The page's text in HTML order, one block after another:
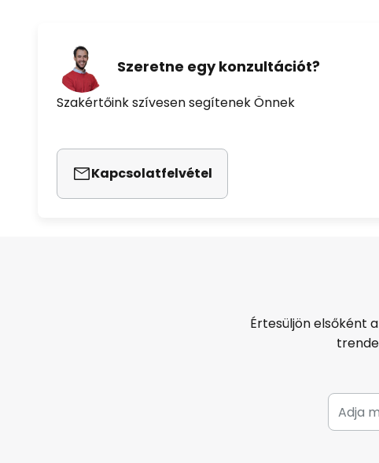
Szeretne egy konzultációt?
Szakértőink szívesen segítenek Önnek
Kapcsolatfelvétel
Értesüljön elsőként